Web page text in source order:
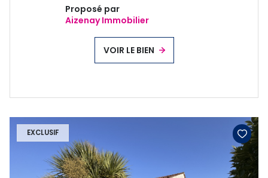
Proposé par
Aizenay Immobilier
VOIR LE BIEN
EXCLUSIF